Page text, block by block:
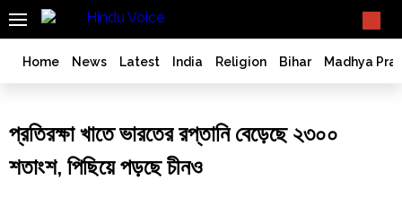
SEARCH
India
Bangladesh
Bengal
History
Home News Latest India Religion Bihar Madhya
প্রতিরক্ষা খাতে ভারতের রপ্তানি বেড়েছে ২৩০০
শতাংশ, পিছিয়ে পড়ছে চীনও